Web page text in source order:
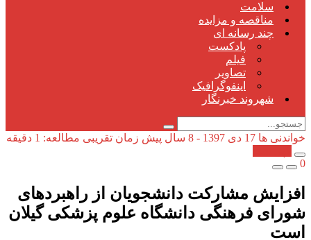
سلامت
مناقصه و مزایده
چند رسانه ای
پادکست
فیلم
تصاویر
اینفوگرافیک
شهروند خبرنگار
خواندنی ها 17 دی 1397 - 8 سال پیش
زمان تقریبی مطالعه: 1 دقیقه
0
افزایش مشارکت دانشجویان از راهبردهای
شورای فرهنگی دانشگاه علوم پزشکی گیلان
است